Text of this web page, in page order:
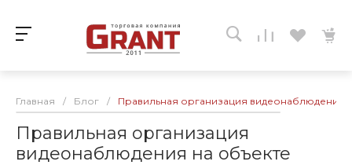
Главная / Блог / Правильная организация видеонаблюдения
Правильная организация
видеонаблюдения на объекте